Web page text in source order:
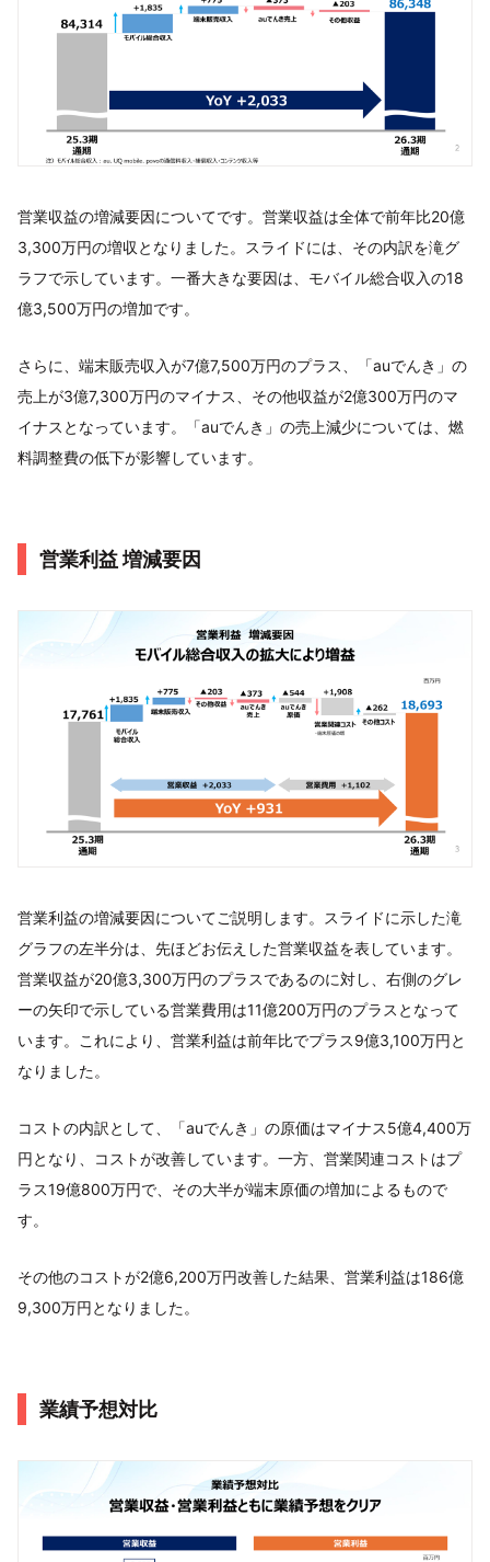
営業収益の増減要因についてです。営業収益は全体で前年比20億
3,300万円の増収となりました。スライドには、その内訳を滝グ
ラフで示しています。一番大きな要因は、モバイル総合収入の18
億3,500万円の増加です。
さらに、端末販売収入が7億7,500万円のプラス、「auでんき」の
売上が3億7,300万円のマイナス、その他収益が2億300万円のマ
イナスとなっています。「auでんき」の売上減少については、燃
料調整費の低下が影響しています。
営業利益 増減要因
営業利益の増減要因についてご説明します。スライドに示した滝
グラフの左半分は、先ほどお伝えした営業収益を表しています。
営業収益が20億3,300万円のプラスであるのに対し、右側のグレ
ーの矢印で示している営業費用は11億200万円のプラスとなって
います。これにより、営業利益は前年比でプラス9億3,100万円と
なりました。
コストの内訳として、「auでんき」の原価はマイナス5億4,400万
円となり、コストが改善しています。一方、営業関連コストはプ
ラス19億800万円で、その大半が端末原価の増加によるもので
す。
その他のコストが2億6,200万円改善した結果、営業利益は186億
9,300万円となりました。
業績予想対比